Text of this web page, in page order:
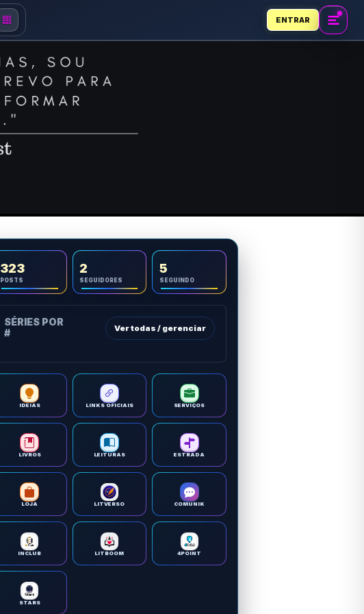
ENTRAR
323
POSTS
2
SEGUIDORES
5
SEGUINDO
SÉRIES POR
#
Ver todas / gerenciar
IDEIAS LINKS OFICIAIS SERVIÇOS
LIVROS LEITURAS ESTRADA
LOJA LITVERSO COMUNIK
INCLUB LITBOOM 4POINT
STARS